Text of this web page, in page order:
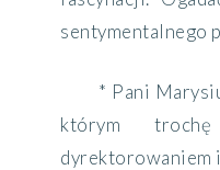
sentymentalnego
* Pani
którym
dyrektorowaniem